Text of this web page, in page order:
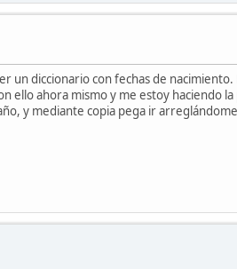
un diccionario con fechas de
ahora mismo y me estoy haciendo la
y mediante copia pega ir